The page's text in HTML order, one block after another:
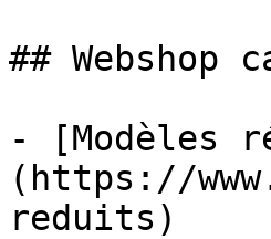
## Webshop
- [Modèles
(https://
reduits)